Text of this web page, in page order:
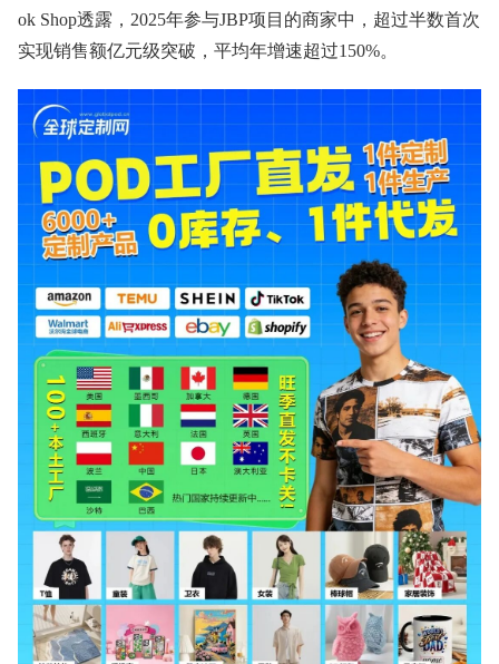
ok Shop透露，2025年参与JBP项目的商家中，超过半数首次
实现销售额亿元级突破，平均年增速超过150%。